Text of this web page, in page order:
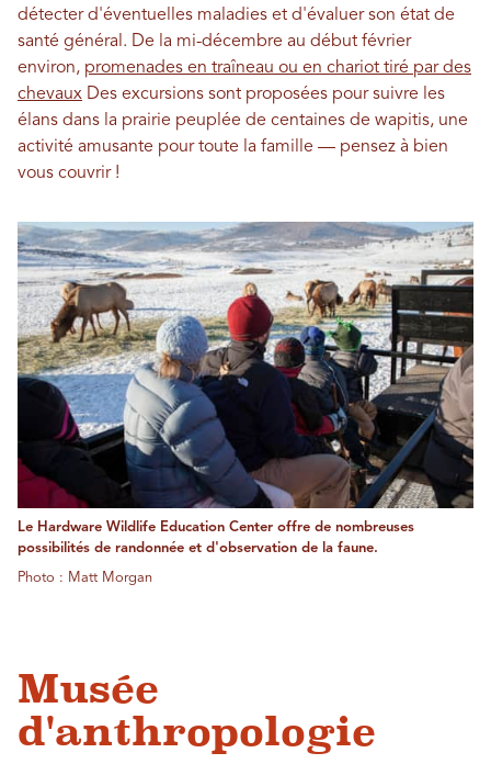
détecter d'éventuelles maladies et d'évaluer son état de
santé général. De la mi-décembre au début février
environ, promenades en traîneau ou en chariot tiré par des
chevaux Des excursions sont proposées pour suivre les
élans dans la prairie peuplée de centaines de wapitis, une
activité amusante pour toute la famille — pensez à bien
vous couvrir !
Le Hardware Wildlife Education Center offre de nombreuses
possibilités de randonnée et d'observation de la faune.
Photo : Matt Morgan
Musée
d'anthropologie